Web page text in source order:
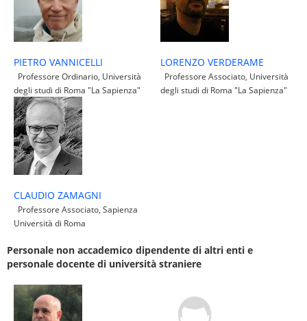
PIETRO VANNICELLI
Professore Ordinario, Università
degli studi di Roma "La Sapienza"
LORENZO VERDERAME
Professore Associato, Università
degli studi di Roma "La Sapienza"
CLAUDIO ZAMAGNI
Professore Associato, Sapienza
Università di Roma
Personale non accademico dipendente di altri enti e
personale docente di università straniere